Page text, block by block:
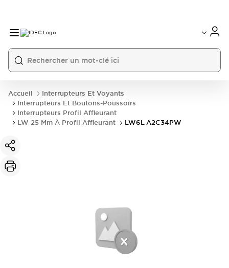
Accueil
Interrupteurs Et Voyants
Interrupteurs Et Boutons-Poussoirs
Interrupteurs Profil Affleurant
LW 25 Mm À Profil Affleurant
LW6L-A2C34PW